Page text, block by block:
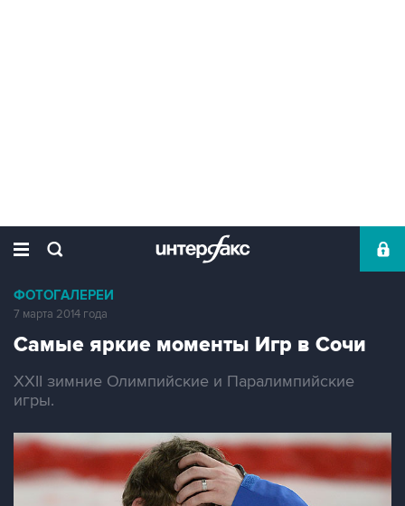
ФОТОГАЛЕРЕИ
7 марта 2014 года
Самые яркие моменты Игр в Сочи
XXII зимние Олимпийские и Паралимпийские
игры.